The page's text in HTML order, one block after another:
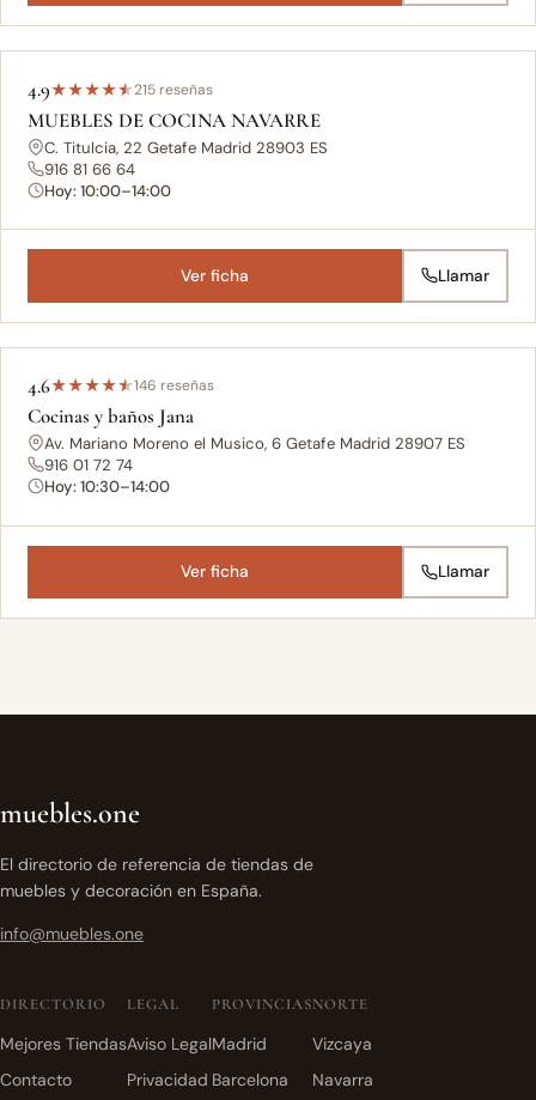
4.9★★★★★215 reseñas
MUEBLES DE COCINA NAVARRE
C. Titulcia, 22 Getafe Madrid 28903 ES
916 81 66 64
Hoy: 10:00–14:00
Ver ficha Llamar
4.6★★★★★146 reseñas
Cocinas y baños Jana
Av. Mariano Moreno el Musico, 6 Getafe Madrid 28907 ES
916 01 72 74
Hoy: 10:30–14:00
Ver ficha Llamar
muebles.one
El directorio de referencia de tiendas de
muebles y decoración en España.
info@muebles.one
DIRECTORIO
Mejores Tiendas
Contacto
LEGAL
Aviso Legal
Privacidad
PROVINCIAS
Madrid
Barcelona
NORTE
Vizcaya
Navarra